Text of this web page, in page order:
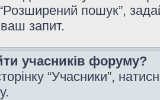
пошук”,
запит.
учасників форуму?
“Учасники”,